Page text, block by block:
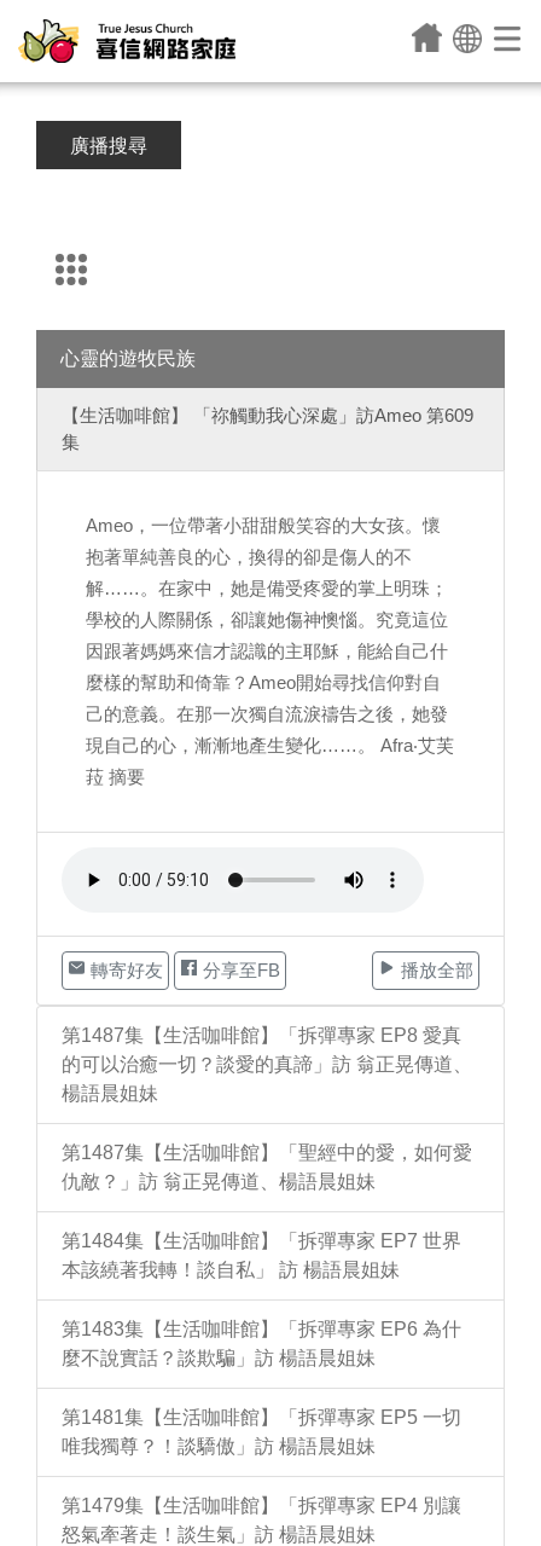
廣播搜尋
心靈的遊牧民族
【生活咖啡館】 「祢觸動我心深處」訪Ameo 第609
集
Ameo，一位帶著小甜甜般笑容的大女孩。懷
抱著單純善良的心，換得的卻是傷人的不
解……。在家中，她是備受疼愛的掌上明珠；
學校的人際關係，卻讓她傷神懊惱。究竟這位
因跟著媽媽來信才認識的主耶穌，能給自己什
麼樣的幫助和倚靠？Ameo開始尋找信仰對自
己的意義。在那一次獨自流淚禱告之後，她發
現自己的心，漸漸地產生變化……。 Afra‧艾芙
菈 摘要
轉寄好友 分享至FB 播放全部
第1487集【生活咖啡館】「拆彈專家 EP8 愛真
的可以治癒一切？談愛的真諦」訪 翁正晃傳道、
楊語晨姐妹
第1487集【生活咖啡館】「聖經中的愛，如何愛
仇敵？」訪 翁正晃傳道、楊語晨姐妹
第1484集【生活咖啡館】「拆彈專家 EP7 世界
本該繞著我轉！談自私」 訪 楊語晨姐妹
第1483集【生活咖啡館】「拆彈專家 EP6 為什
麼不說實話？談欺騙」訪 楊語晨姐妹
第1481集【生活咖啡館】「拆彈專家 EP5 一切
唯我獨尊？！談驕傲」訪 楊語晨姐妹
第1479集【生活咖啡館】「拆彈專家 EP4 別讓
怒氣牽著走！談生氣」訪 楊語晨姐妹